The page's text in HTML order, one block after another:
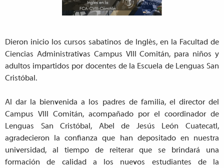
Dieron inicio los cursos sabatinos de Inglés, en la Facultad de
Ciencias Administrativas Campus VIII Comitán, para niños y
adultos impartidos por docentes de la Escuela de Lenguas San
Cristóbal.
Al dar la bienvenida a los padres de familia, el director del
Campus VIII Comitán, acompañado por el coordinador de
Lenguas San Cristóbal, Abel de Jesús León Cuatecatl,
agradecieron la confianza que han depositado en nuestra
universidad, al tiempo de reiterar que se brindará una
formación de calidad a los nuevos estudiantes de la